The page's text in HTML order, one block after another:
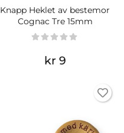
Knapp Heklet av bestemor
Cognac Tre 15mm
kr 9